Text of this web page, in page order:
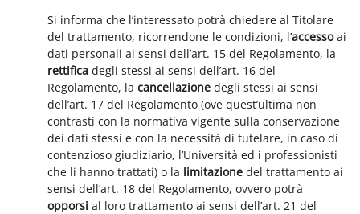
Si informa che l’interessato potrà chiedere al Titolare
del trattamento, ricorrendone le condizioni, l’accessoai
dati personali ai sensi dell’art. 15 del Regolamento, la
rettificadegli stessi ai sensi dell’art. 16 del
Regolamento, lacancellazione degli stessi ai sensi
dell’art. 17 del Regolamento (ove quest’ultima non
contrasti con la normativa vigente sulla conservazione
dei dati stessi e con la necessità di tutelare, in caso di
contenzioso giudiziario, l’Università ed i professionisti
che li hanno trattati) o la limitazione del trattamento ai
sensi dell’art. 18 del Regolamento, ovvero potrà
opporsi al loro trattamento ai sensi dell’art. 21 del